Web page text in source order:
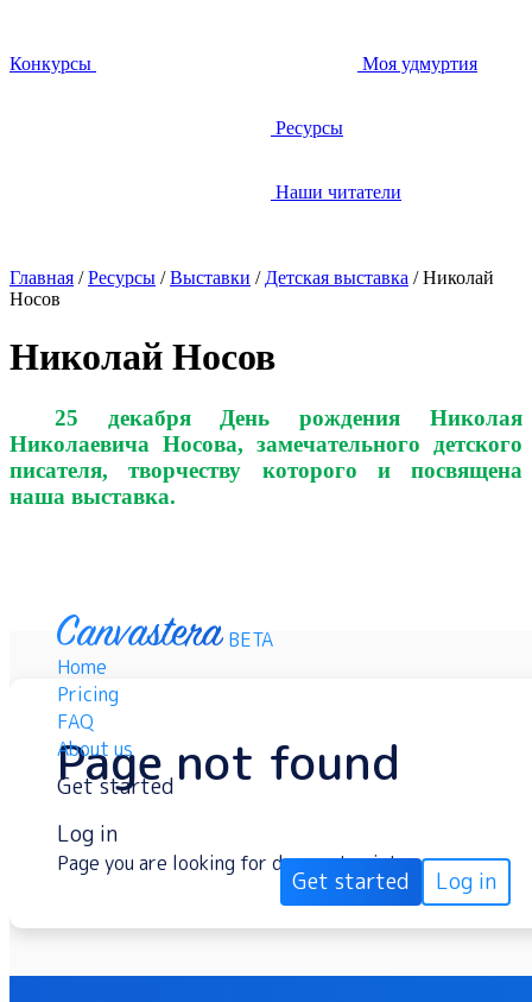
Конкурсы Моя удмуртия
Ресурсы
Наши читатели
Главная /Ресурсы /Выставки / Детская выставка /Николай
Носов
Николай Носов
25 декабря День рождения Николая
Николаевича Носова, замечательного детского
писателя, творчеству которого и посвящена
наша выставка.